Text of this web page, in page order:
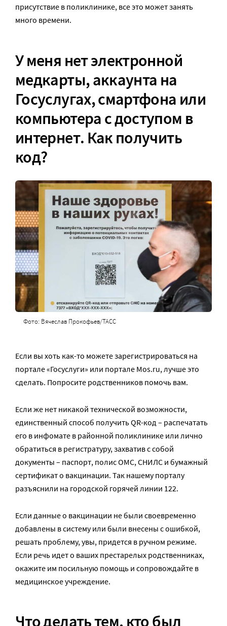
присутствие в поликлинике, все это может занять
много времени.
У меня нет электронной
медкарты, аккаунта на
Госуслугах, смартфона или
компьютера с доступом в
интернет. Как получить
код?
Фото: Вячеслав Прокофьев/ТАСС
Если вы хоть как-то можете зарегистрироваться на
портале «Госуслуги» или портале Mos.ru, лучше это
сделать. Попросите родственников помочь вам.
Если же нет никакой технической возможности,
единственный способ получить QR-код – распечатать
его в инфомате в районной поликлинике или лично
обратиться в регистратуру, захватив с собой
документы – паспорт, полис ОМС, СНИЛС и бумажный
сертификат о вакцинации. Так нашему порталу
разъяснили на городской горячей линии 122.
Если данные о вакцинации не были своевременно
добавлены в систему или были внесены с ошибкой,
решать проблему, увы, придется в ручном режиме.
Если речь идет о ваших престарелых родственниках,
окажите им посильную помощь и сопровождайте в
медицинское учреждение.
Что делать тем, кто был